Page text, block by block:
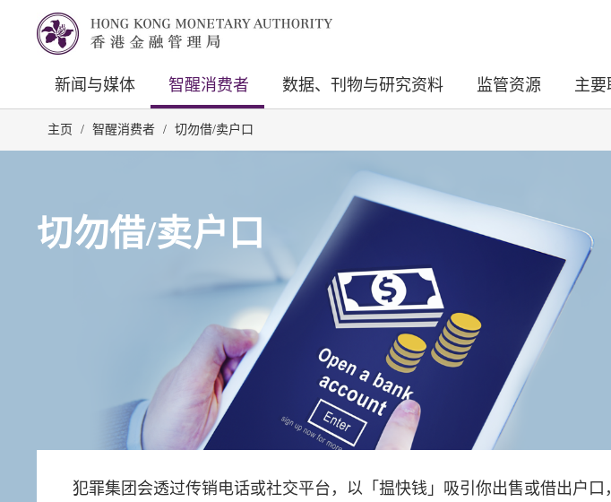
新闻与媒体 智醒消费者 数据、刊物与研究资料 监管资源 主要
主页 / 智醒消费者 / 切勿借/卖户口
切勿借/卖户口
犯罪集团会透过传销电话或社交平台，以「揾快钱」吸引你出售或借出户